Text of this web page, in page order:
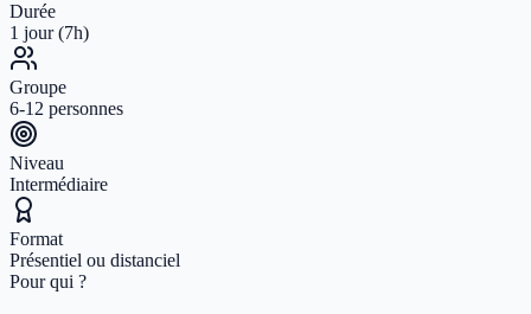
Durée
1 jour (7h)
Groupe
6-12 personnes
Niveau
Intermédiaire
Format
Présentiel ou distanciel
Pour qui ?